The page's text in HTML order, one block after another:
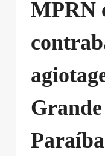
MPRN
Paraíba